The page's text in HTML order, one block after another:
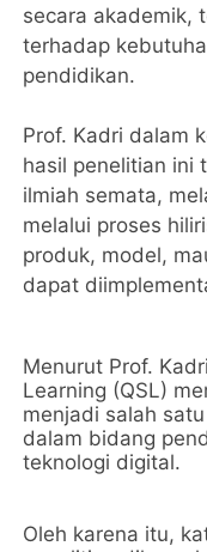
secara akademik,
terhadap
pendidikan.
‎Prof. Kadri dalam
hasil penelitian ini
ilmiah semata,
melalui proses
produk, model,
dapat
Menurut Prof.
Learning (QSL)
menjadi salah
dalam bidang
teknologi digital. ‎
Oleh karena itu,